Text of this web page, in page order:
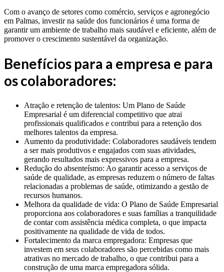
Com o avanço de setores como comércio, serviços e agronegócio
em Palmas, investir na saúde dos funcionários é uma forma de
garantir um ambiente de trabalho mais saudável e eficiente, além de
promover o crescimento sustentável da organização.
Benefícios para a empresa e para
os colaboradores:
Atração e retenção de talentos: Um Plano de Saúde
Empresarial é um diferencial competitivo que atrai
profissionais qualificados e contribui para a retenção dos
melhores talentos da empresa.
Aumento da produtividade: Colaboradores saudáveis tendem
a ser mais produtivos e engajados com suas atividades,
gerando resultados mais expressivos para a empresa.
Redução do absenteísmo: Ao garantir acesso a serviços de
saúde de qualidade, as empresas reduzem o número de faltas
relacionadas a problemas de saúde, otimizando a gestão de
recursos humanos.
Melhora da qualidade de vida: O Plano de Saúde Empresarial
proporciona aos colaboradores e suas famílias a tranquilidade
de contar com assistência médica completa, o que impacta
positivamente na qualidade de vida de todos.
Fortalecimento da marca empregadora: Empresas que
investem em seus colaboradores são percebidas como mais
atrativas no mercado de trabalho, o que contribui para a
construção de uma marca empregadora sólida.